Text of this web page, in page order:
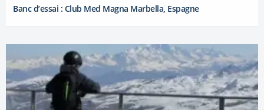
Banc d’essai : Club Med Magna Marbella, Espagne